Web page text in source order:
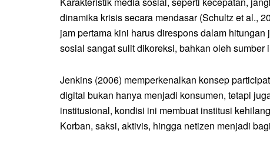
dinamika krisis secara mendasar (Schultz et al.,
jam pertama kini harus direspons dalam
sosial sangat sulit dikoreksi, bahkan oleh sumber
Jenkins (2006) memperkenalkan konsep
digital bukan hanya menjadi konsumen, tetapi
institusional, kondisi ini membuat institusi
Korban, saksi, aktivis, hingga netizen menjadi